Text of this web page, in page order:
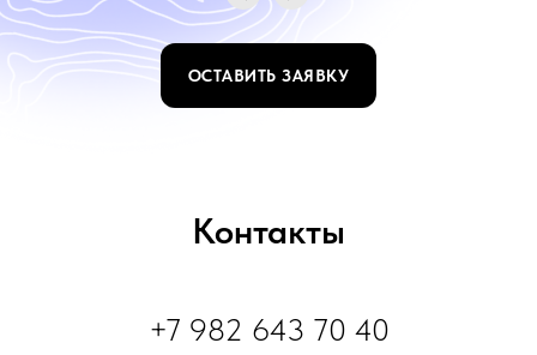
ОСТАВИТЬ ЗАЯВКУ
Контакты
+7 982 643 70 40